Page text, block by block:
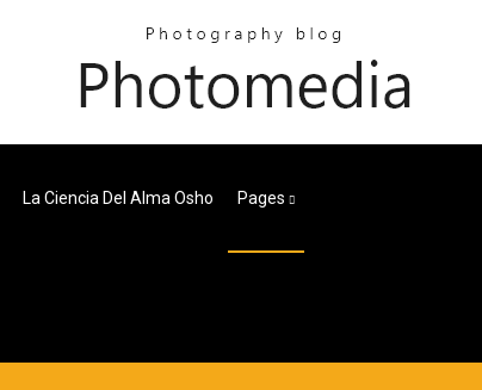
La Ciencia Del Alma Osho Pages